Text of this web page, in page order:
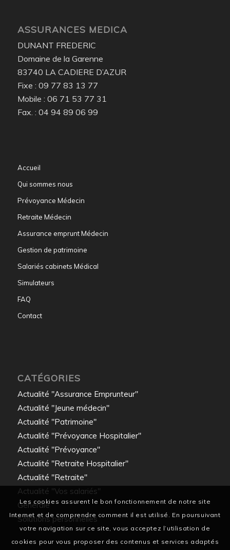
ASSURANCES MEDICA
DUNANT FREDERIC
Domaine de la Garenne
83740 LA CADIERE D’AZUR
Fixe : 09 77 83 13 77
Mobile : 06 71 53 77 31
Fax. : 04 94 89 06 99
Accueil
Qui sommes nous
Prévoyance Médecin
Retraite Médecin
Assurance emprunt Médecin
Gestion de patrimoine
Salariés cabinets Médical
Simulateurs
FAQ
Contact
CATÉGORIES
Actualité "Assurance Emprunteur"
Actualité "Jeune médecin"
Actualité "Patrimoine"
Actualité "Prévoyance Hospitalier"
Actualité "Prévoyance"
Actualité "Retraite Hospitalier"
Actualité "Retraite"
Actualité "Vos salariés"
Générale
Solutions personnelles
Les cookies assurent le bon fonctionnement de notre site
Internet et de comprendre comment il est utilisé. En poursuivant
votre navigation sur ce site, vous acceptez l’utilisation de
cookies pour vous proposer des contenus et services adaptés